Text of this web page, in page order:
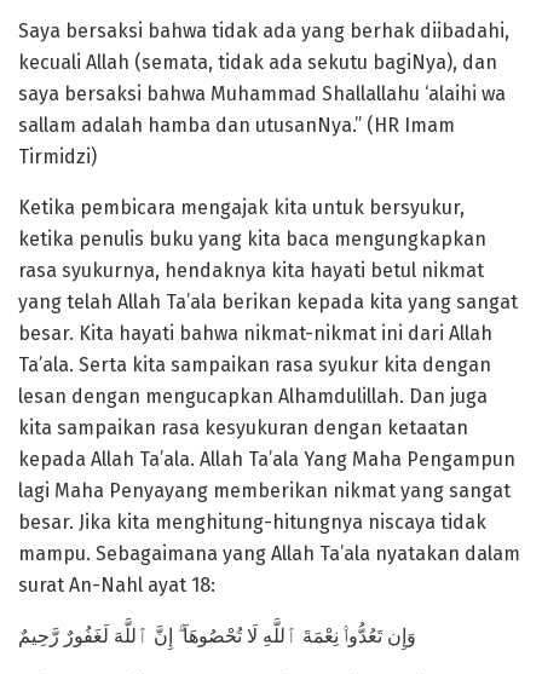
Saya bersaksi bahwa tidak ada yang berhak diibadahi,
kecuali Allah (semata, tidak ada sekutu bagiNya), dan
saya bersaksi bahwa Muhammad Shallallahu ‘alaihi wa
sallam adalah hamba dan utusanNya.” (HR Imam
Tirmidzi)
Ketika pembicara mengajak kita untuk bersyukur,
ketika penulis buku yang kita baca mengungkapkan
rasa syukurnya, hendaknya kita hayati betul nikmat
yang telah Allah Ta’ala berikan kepada kita yang sangat
besar. Kita hayati bahwa nikmat-nikmat ini dari Allah
Ta’ala. Serta kita sampaikan rasa syukur kita dengan
lesan dengan mengucapkan Alhamdulillah. Dan juga
kita sampaikan rasa kesyukuran dengan ketaatan
kepada Allah Ta’ala. Allah Ta’ala Yang Maha Pengampun
lagi Maha Penyayang memberikan nikmat yang sangat
besar. Jika kita menghitung-hitungnya niscaya tidak
mampu. Sebagaimana yang Allah Ta’ala nyatakan dalam
surat An-Nahl ayat 18:
وَإِن تَعُدُّوا۟ نِعْمَةَ ٱللَّهِ لَا تُحْصُوهَآ ۗ إِنَّ ٱللَّهَ لَغَفُورٌ رَّحِيمٌ